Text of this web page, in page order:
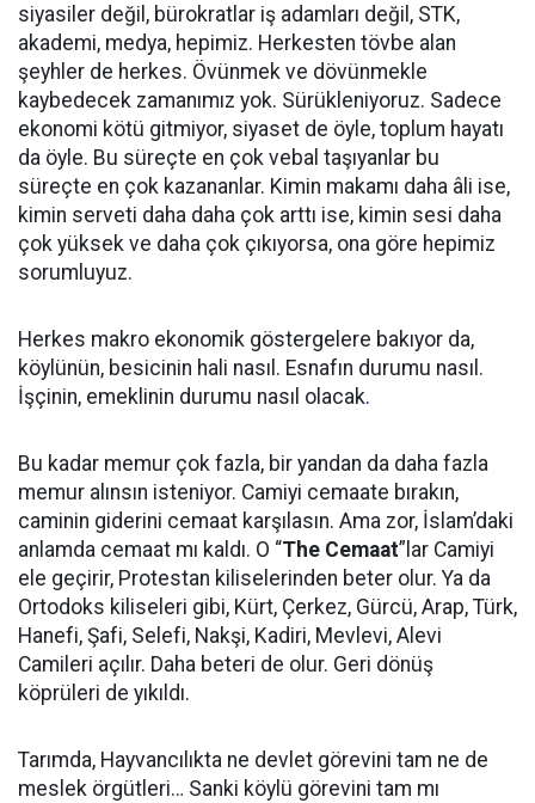
siyasiler değil, bürokratlar iş adamları değil, STK,
akademi, medya, hepimiz. Herkesten tövbe alan
şeyhler de herkes. Övünmek ve dövünmekle
kaybedecek zamanımız yok. Sürükleniyoruz. Sadece
ekonomi kötü gitmiyor, siyaset de öyle, toplum hayatı
da öyle. Bu süreçte en çok vebal taşıyanlar bu
süreçte en çok kazananlar. Kimin makamı daha âli ise,
kimin serveti daha daha çok arttı ise, kimin sesi daha
çok yüksek ve daha çok çıkıyorsa, ona göre hepimiz
sorumluyuz.
Herkes makro ekonomik göstergelere bakıyor da,
köylünün, besicinin hali nasıl. Esnafın durumu nasıl.
İşçinin, emeklinin durumu nasıl olacak.
Bu kadar memur çok fazla, bir yandan da daha fazla
memur alınsın isteniyor. Camiyi cemaate bırakın,
caminin giderini cemaat karşılasın. Ama zor, İslam’daki
anlamda cemaat mı kaldı. O “The Cemaat”lar Camiyi
ele geçirir, Protestan kiliselerinden beter olur. Ya da
Ortodoks kiliseleri gibi, Kürt, Çerkez, Gürcü, Arap, Türk,
Hanefi, Şafi, Selefi, Nakşi, Kadiri, Mevlevi, Alevi
Camileri açılır. Daha beteri de olur. Geri dönüş
köprüleri de yıkıldı.
Tarımda, Hayvancılıkta ne devlet görevini tam ne de
meslek örgütleri… Sanki köylü görevini tam mı